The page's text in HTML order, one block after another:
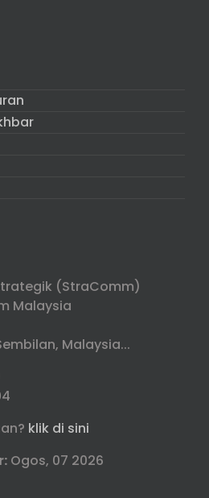
(StraComm)
Malaysia
Malaysia...
klik di sini
Ogos, 07 2026